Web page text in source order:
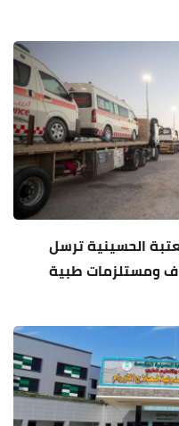
الحسينية ترسل